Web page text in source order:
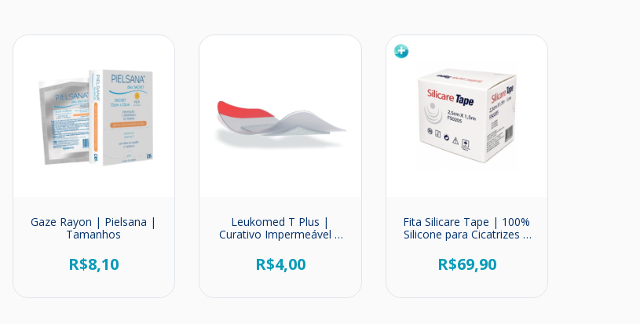
Gaze Rayon | Pielsana |
Tamanhos
R$8,10
Leukomed T Plus |
Curativo Impermeável |
R$4,00
Fita Silicare Tape | 100%
Silicone para Cicatrizes e
R$69,90